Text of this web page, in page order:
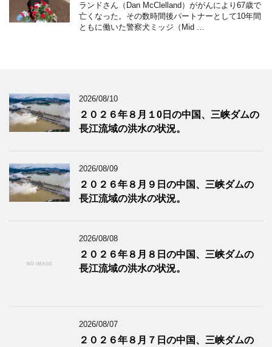
ランドさん（Dan McClelland）ががんにより67歳で
亡くなった。その数時間後パートナーとして10年間
ともに働いた警察犬ミッジ（Mid …
2026/08/10
２０２６年８月１0日の中国、三峡ダムの
長江流域の洪水の状況。
2026/08/09
２０２６年８月９日の中国、三峡ダムの
長江流域の洪水の状況。
2026/08/08
２０２６年８月８日の中国、三峡ダムの
長江流域の洪水の状況。
2026/08/07
２０２６年８月７日の中国、三峡ダムの